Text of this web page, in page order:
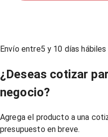
Envío entre5 y 10 días hábiles
¿Deseas cotizar
negocio?
Agrega el producto a una
presupuesto en breve.